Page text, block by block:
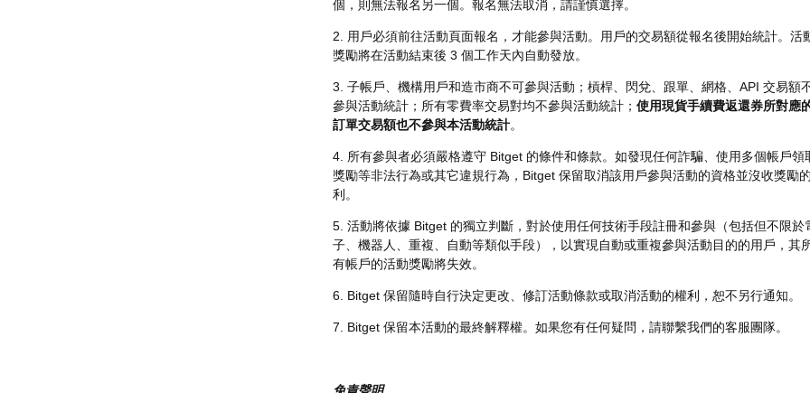
個，則無法報名另一個。報名無法取消，請謹慎選擇。
2. 用戶必須前往活動頁面報名，才能參與活動。用戶的交易額從報名後開始統計。活
獎勵將在活動結束後 3 個工作天內自動發放。
3. 子帳戶、機構用戶和造市商不可參與活動；槓桿、閃兌、跟單、網格、API 交易額
參與活動統計；所有零費率交易對均不參與活動統計； 使用現貨手續費返還券所對應
訂單交易額也不參與本活動統計。
4. 所有參與者必須嚴格遵守 Bitget 的條件和條款。如發現任何詐騙、使用多個帳戶領
獎勵等非法行為或其它違規行為，Bitget 保留取消該用戶參與活動的資格並沒收獎勵
利。
5. 活動將依據 Bitget 的獨立判斷，對於使用任何技術手段註冊和參與（包括但不限於
子、機器人、重複、自動等類似手段），以實現自動或重複參與活動目的的用戶，其
有帳戶的活動獎勵將失效。
6. Bitget 保留隨時自行決定更改、修訂活動條款或取消活動的權利，恕不另行通知。
7. Bitget 保留本活動的最終解釋權。如果您有任何疑問，請聯繫我們的客服團隊。